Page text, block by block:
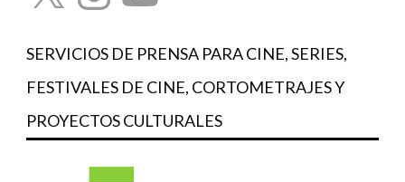
SERVICIOS DE PRENSA PARA CINE, SERIES,
FESTIVALES DE CINE, CORTOMETRAJES Y
PROYECTOS CULTURALES